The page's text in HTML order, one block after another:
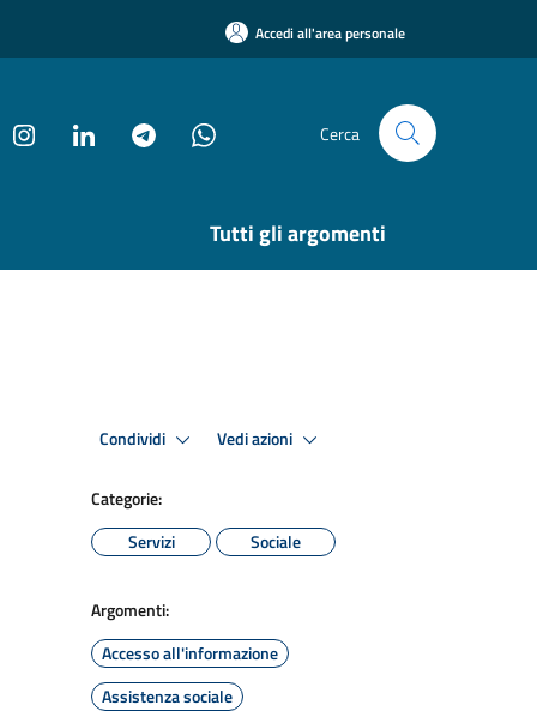
Accedi all'area personale
Cerca
Tutti gli argomenti
Condividi Vedi azioni
Categorie:
Servizi
Sociale
Argomenti:
Accesso all'informazione
Assistenza sociale